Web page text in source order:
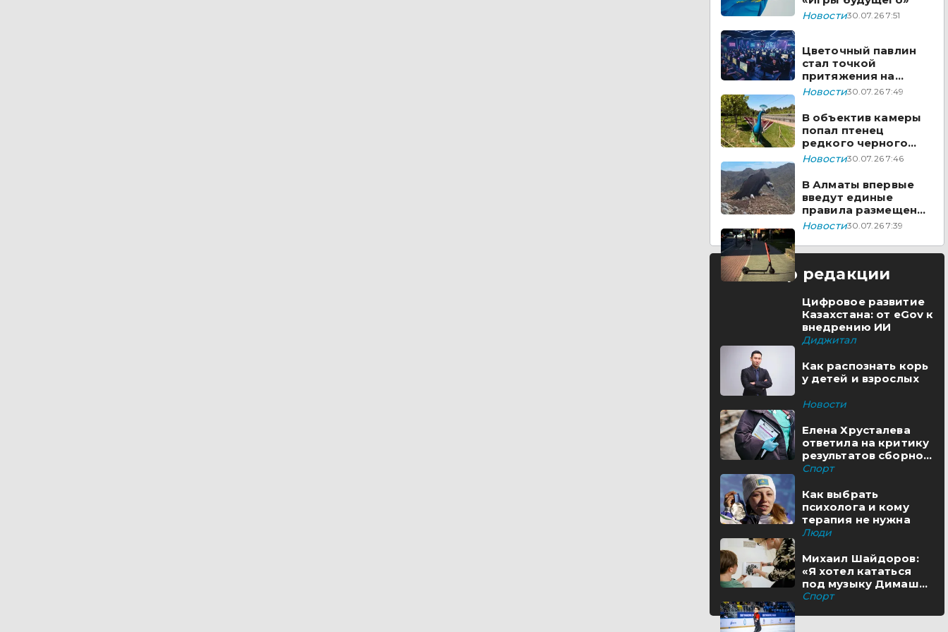
Новости30.07.26 7:51
Цветочный павлин
стал точкой
притяжения на
набережной Есентая
Новости30.07.26 7:49
В объектив камеры
попал птенец
редкого черного
грифа
Новости30.07.26 7:46
В Алматы впервые
введут единые
правила размещения
электросамокатов
Новости30.07.26 7:39
Выбор редакции
Цифровое развитие
Казахстана: от eGov к
внедрению ИИ
Диджитал
Как распознать корь
у детей и взрослых
Новости
Елена Хрусталева
ответила на критику
результатов сборной
Казахстана
Спорт
Как выбрать
психолога и кому
терапия не нужна
Люди
Михаил Шайдоров:
«Я хотел кататься
под музыку Димаша
пять лет назад»
Спорт